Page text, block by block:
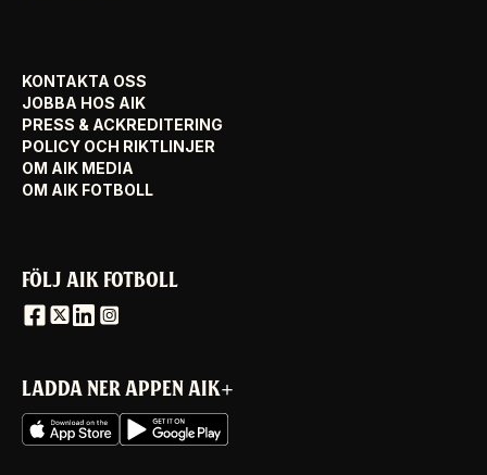
KONTAKTA OSS
JOBBA HOS AIK
PRESS & ACKREDITERING
POLICY OCH RIKTLINJER
OM AIK MEDIA
OM AIK FOTBOLL
FÖLJ AIK FOTBOLL
LADDA NER APPEN AIK+